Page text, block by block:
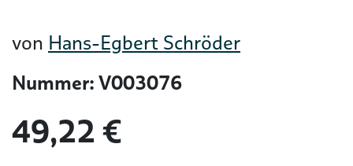
von Hans-Egbert Schröder
Nummer: V003076
49,22 €